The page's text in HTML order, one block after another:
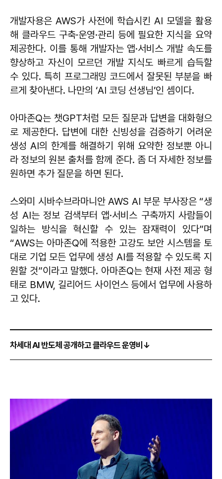
개발자용은 AWS가 사전에 학습시킨 AI 모델을 활용
해 클라우드 구축·운영·관리 등에 필요한 지식을 요약
제공한다. 이를 통해 개발자는 앱·서비스 개발 속도를
향상하고 자신이 모르던 개발 지식도 빠르게 습득할
수 있다. 특히 프로그래밍 코드에서 잘못된 부분을 빠
르게 찾아낸다. 나만의 ‘AI 코딩 선생님’인 셈이다.
아마존Q는 챗GPT처럼 모든 질문과 답변을 대화형으
로 제공한다. 답변에 대한 신빙성을 검증하기 어려운
생성 AI의 한계를 해결하기 위해 요약한 정보뿐 아니
라 정보의 원본 출처를 함께 준다. 좀 더 자세한 정보를
원하면 추가 질문을 하면 된다.
스와미 시바수브라마니안 AWS AI 부문 부사장은 “생
성 AI는 정보 검색부터 앱·서비스 구축까지 사람들이
일하는 방식을 혁신할 수 있는 잠재력이 있다”며
“AWS는 아마존Q에 적용한 고강도 보안 시스템을 토
대로 기업 모든 업무에 생성 AI를 적용할 수 있도록 지
원할 것”이라고 말했다. 아마존Q는 현재 사전 제공 형
태로 BMW, 길리어드 사이언스 등에서 업무에 사용하
고 있다.
차세대 AI 반도체 공개하고 클라우드 운영비↓